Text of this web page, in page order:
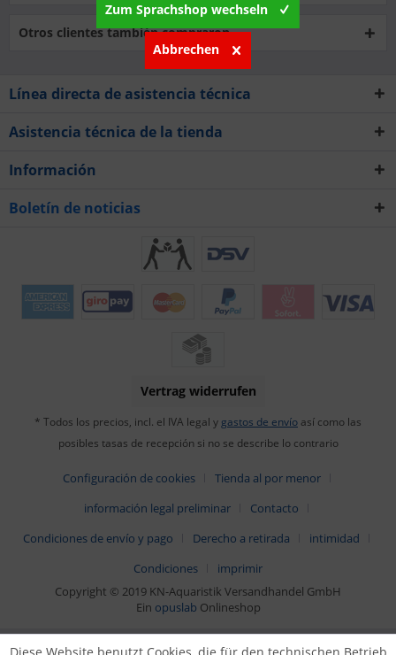
Otros clientes también compraron
Línea directa de asistencia técnica
Asistencia técnica de la tienda
Información
Boletín de noticias
Vertrag widerrufen
* Todos los precios, incl. el IVA legal y gastos de envío así como las
posibles tasas de recepción si no se describe lo contrario
Configuración de cookies
Tienda al por menor
información legal preliminar
Contacto
Condiciones de envío y pago
Derecho a retirada
intimidad
Condiciones
imprimir
Copyright © 2019 KN-Aquaristik Versandhandel GmbH
Ein opuslab Onlineshop
Zum Sprachshop wechseln
Abbrechen